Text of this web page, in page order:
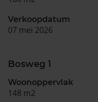
Verkoopdatum
07 mei 2026
Bosweg 1
Woonoppervlak
148 m2